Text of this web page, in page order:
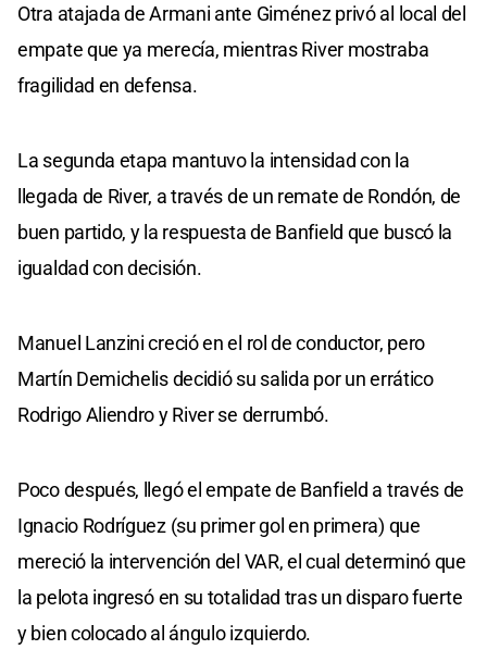
Otra atajada de Armani ante Giménez privó al local del
empate que ya merecía, mientras River mostraba
fragilidad en defensa.
La segunda etapa mantuvo la intensidad con la
llegada de River, a través de un remate de Rondón, de
buen partido, y la respuesta de Banfield que buscó la
igualdad con decisión.
Manuel Lanzini creció en el rol de conductor, pero
Martín Demichelis decidió su salida por un errático
Rodrigo Aliendro y River se derrumbó.
Poco después, llegó el empate de Banfield a través de
Ignacio Rodríguez (su primer gol en primera) que
mereció la intervención del VAR, el cual determinó que
la pelota ingresó en su totalidad tras un disparo fuerte
y bien colocado al ángulo izquierdo.